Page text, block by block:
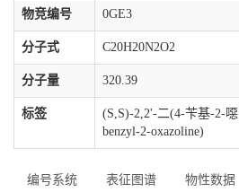
物竞编号 0GE3
分子式 C20H20N2O2
分子量 320.39
标签
(S,S)-2,2'-二(4-苄基-2-
benzyl-2-oxazoline)
编号系统 表征图谱 物性数据